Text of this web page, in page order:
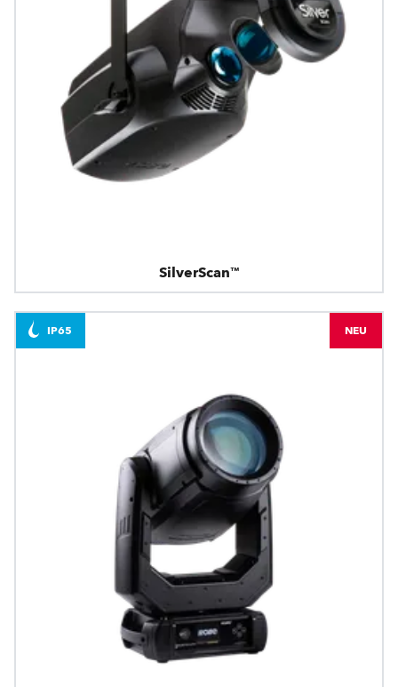
SilverScan™
IP65 NEU